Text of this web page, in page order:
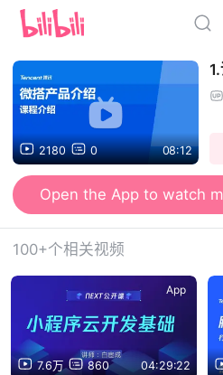
2180 0 08:12
Open the App to watch
100+个相关视频
7.6万 860 04:29:22
App